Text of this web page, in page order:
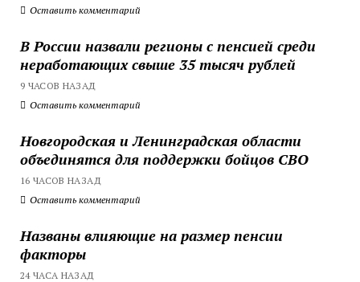
Оставить комментарий
В России назвали регионы с пенсией среди
неработающих свыше 35 тысяч рублей
9 ЧАСОВ НАЗАД
Оставить комментарий
Новгородская и Ленинградская области
объединятся для поддержки бойцов СВО
16 ЧАСОВ НАЗАД
Оставить комментарий
Названы влияющие на размер пенсии
факторы
24 ЧАСА НАЗАД